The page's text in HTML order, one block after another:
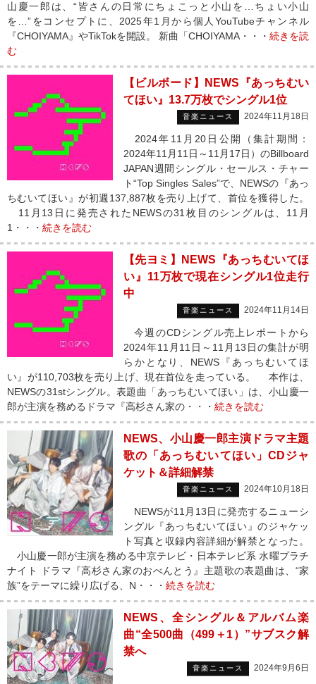
山慶一郎は、“皆さんの日常にちょこっと小山を…ちょい小山
を…”をコンセプトに、2025年1月から個人YouTubeチャンネル
『CHOIYAMA』やTikTokを開設。 新曲「CHOIYAMA・・・ 続きを読
む
【ビルボード】NEWS『あっちむい
てほい』13.7万枚でシングル1位
音楽ニュース 2024年11月18日
2024年11月20日公開（集計期間：
2024年11月11日～11月17日）のBillboard
JAPAN週間シングル・セールス・チャー
ト“Top Singles Sales”で、NEWSの『あっ
ちむいてほい』が初週137,887枚を売り上げて、首位を獲得した。
11月13日に発売されたNEWSの31枚目のシングルは、11月
1・・・ 続きを読む
【先ヨミ】NEWS『あっちむいてほ
い』11万枚で現在シングル1位走行
中
音楽ニュース 2024年11月14日
今週のCDシングル売上レポートから
2024年11月11日～11月13日の集計が明
らかとなり、NEWS『あっちむいてほ
い』が110,703枚を売り上げ、現在首位を走っている。 本作は、
NEWSの31stシングル。表題曲「あっちむいてほい」は、小山慶一
郎が主演を務めるドラマ『高杉さん家の・・・ 続きを読む
NEWS、小山慶一郎主演ドラマ主題
歌の「あっちむいてほい」CDジャ
ケット＆詳細解禁
音楽ニュース 2024年10月18日
NEWSが11月13日に発売するニューシ
ングル『あっちむいてほい』のジャケッ
ト写真と収録内容詳細が解禁となった。
小山慶一郎が主演を務める中京テレビ・日本テレビ系 水曜プラチ
ナイト ドラマ『高杉さん家のおべんとう』主題歌の表題曲は、“家
族”をテーマに繰り広げる、N・・・ 続きを読む
NEWS、全シングル＆アルバム楽
曲“全500曲（499＋1）”サブスク解
禁へ
音楽ニュース 2024年9月6日